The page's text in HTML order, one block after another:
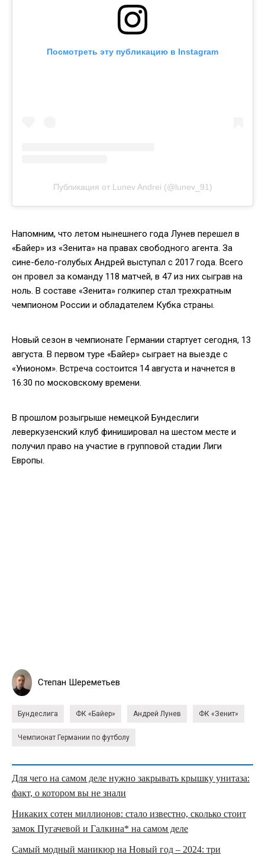
Посмотреть эту публикацию в Instagram
Публикация от Lunev Andrei (@lunev_91)
Напомним, что летом нынешнего года Лунев перешел в
«Байер» из «Зенита» на правах свободного агента. За
сине-бело-голубых Андрей выступал с 2017 года. Всего
он провел за команду 118 матчей, в 47 из них сыграв на
ноль. В составе «Зенита» голкипер стал трехкратным
чемпионом России и обладателем Кубка страны.
Новый сезон в чемпионате Германии стартует сегодня, 13
августа. В первом туре «Байер» сыграет на выезде с
«Унионом». Встреча состоится 14 августа и начнется в
16.30 по московскому времени.
В прошлом розыгрыше немецкой Бундеслиги
леверкузенский клуб финишировал на шестом месте и
получил право на участие в групповой стадии Лиги
Европы.
Степан Шереметьев
Бундеслига ФК «Байер» Андрей Лунев ФК «Зенит»
Чемпионат Германии по футболу
Для чего на самом деле нужно закрывать крышку унитаза:
факт, о котором вы не знали
Никаких сотен миллионов: стало известно, сколько стоит
замок Пугачевой и Галкина* на самом деле
Самый модный маникюр на Новый год – 2024: три